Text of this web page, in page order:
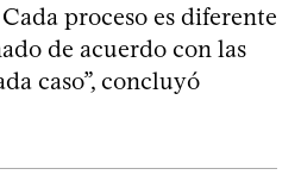
proceso es diferente
de acuerdo con las
caso”, concluyó